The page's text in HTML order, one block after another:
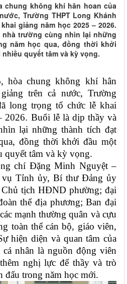
chung không khí hân hoan của
Trường THPT Long Khánh
giảng năm học 2025 – 2026.
trường cùng nhìn lại những
năm học qua, đồng thời khởi
quyết tâm và kỳ vọng.
hòa chung không khí hân
trên cả nước, Trường
long trọng tổ chức lễ khai
2026. Buổi lễ là dịp thầy và
lại những thành tích đạt
đồng thời khởi đầu một
quyết tâm và kỳ vọng.
chí Đặng Minh Nguyệt –
Tỉnh ủy, Bí thư Đảng ủy
tịch HĐND phường; đại
thể địa phương; Ban đại
mạnh thường quân và cựu
toàn thể cán bộ, giáo viên,
hiện diện và quan tâm của
cá nhân là nguồn động viên
nghị lực để thầy và trò
đấu trong năm học mới.